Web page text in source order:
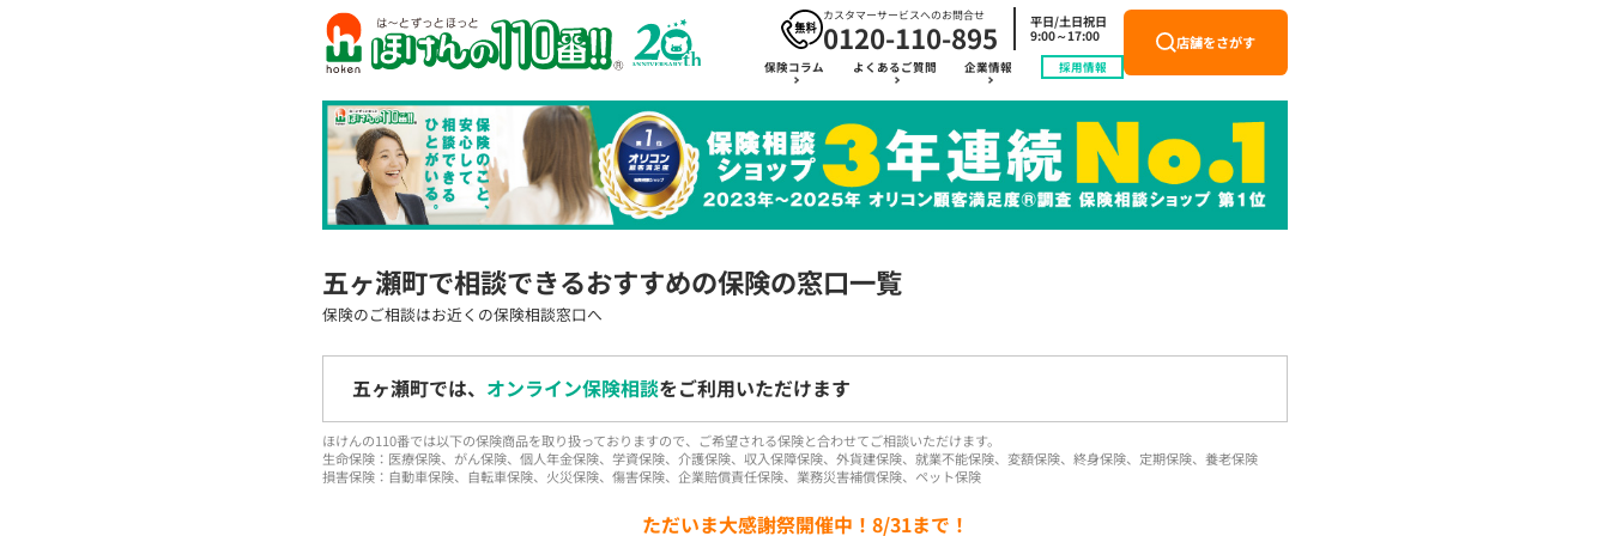
カスタマーサービスへのお問合せ
0120-110-895
平日/土日祝日
9:00～17:00
保険コラム よくあるご質問 企業情報 採用情報
店舗をさがす
五ヶ瀬町で相談できるおすすめの保険の窓口一覧
保険のご相談はお近くの保険相談窓口へ
五ヶ瀬町では、 オンライン保険相談をご利用いただけます
ほけんの110番では以下の保険商品を取り扱っておりますので、ご希望される保険と合わせてご相談いただけます。
生命保険：医療保険、がん保険、個人年金保険、学資保険、介護保険、収入保障保険、外貨建保険、就業不能保険、変額保険、終身保険、定期保険、養老保険
損害保険：自動車保険、自転車保険、火災保険、傷害保険、企業賠償責任保険、業務災害補償保険、ペット保険
ただいま大感謝祭開催中！8/31まで！